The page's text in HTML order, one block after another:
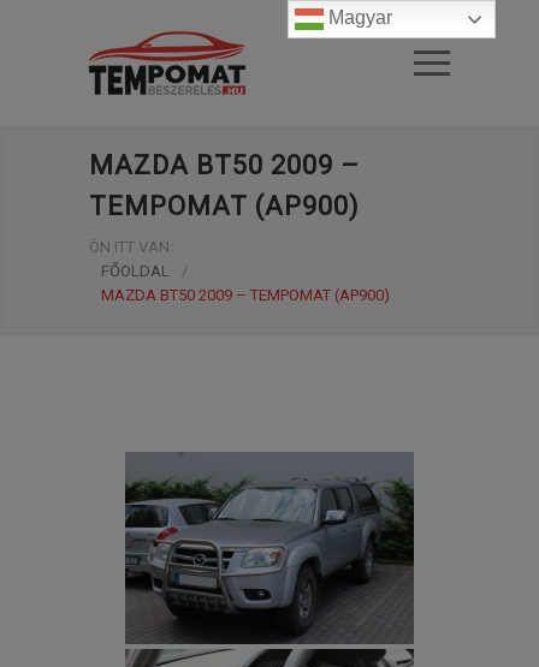
MAZDA BT50 2009 –
TEMPOMAT (AP900)
ÖN ITT VAN:
FŐOLDAL
/
MAZDA BT50 2009 – TEMPOMAT (AP900)
Magyar